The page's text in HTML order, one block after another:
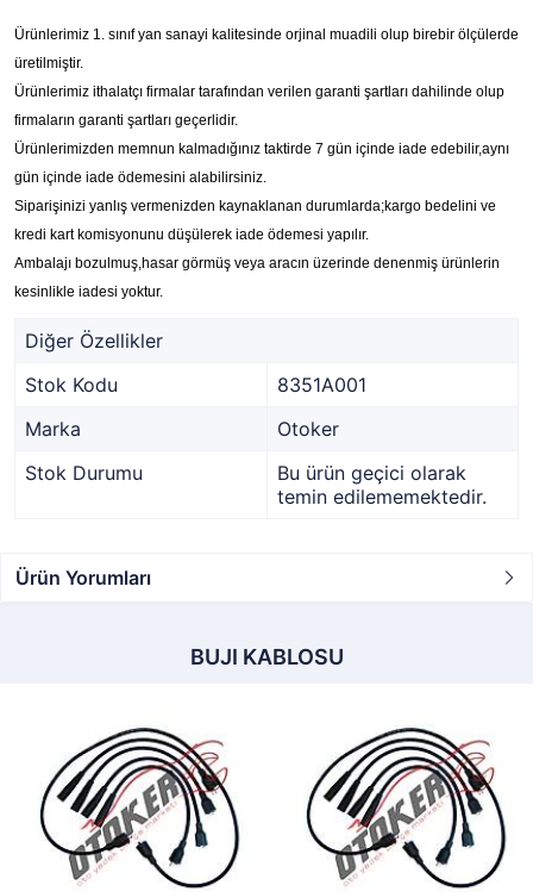
Ürünlerimiz 1. sınıf yan sanayi kalitesinde orjinal muadili olup birebir ölçülerde
üretilmiştir.
Ürünlerimiz ithalatçı firmalar tarafından verilen garanti şartları dahilinde olup
firmaların garanti şartları geçerlidir.
Ürünlerimizden memnun kalmadığınız taktirde 7 gün içinde iade edebilir,aynı
gün içinde iade ödemesini alabilirsiniz.
Siparişinizi yanlış vermenizden kaynaklanan durumlarda;kargo bedelini ve
kredi kart komisyonunu düşülerek iade ödemesi yapılır.
Ambalajı bozulmuş,hasar görmüş veya aracın üzerinde denenmiş ürünlerin
kesinlikle iadesi yoktur.
Diğer Özellikler
Stok Kodu
8351A001
Marka
Otoker
Stok Durumu
Bu ürün geçici olarak
temin edilememektedir.
Ürün Yorumları
BUJI KABLOSU